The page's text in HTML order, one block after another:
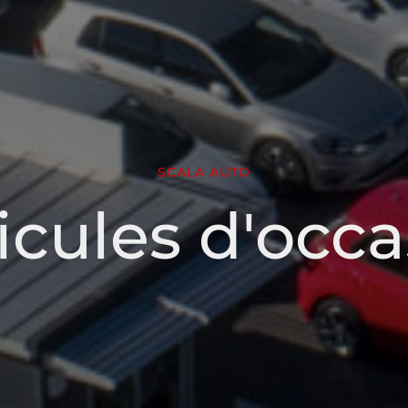
SCALA AUTO